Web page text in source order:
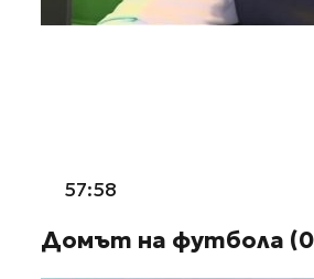
57:58
Домът на футбола